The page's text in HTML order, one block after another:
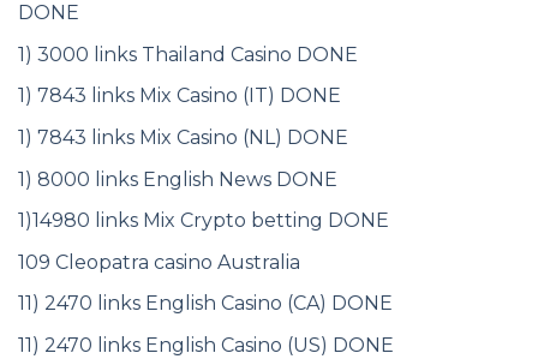
DONE
1) 3000 links Thailand Casino DONE
1) 7843 links Mix Casino (IT) DONE
1) 7843 links Mix Casino (NL) DONE
1) 8000 links English News DONE
1)14980 links Mix Crypto betting DONE
109 Cleopatra casino Australia
11) 2470 links English Casino (CA) DONE
11) 2470 links English Casino (US) DONE